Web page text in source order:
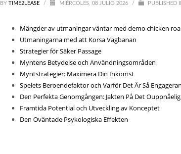
mayo 2026
septiembre 2025
agosto 2025
julio 2025
agosto 2021
Categorías
1_lapapillote08.com_10000
Entertainment
BY TIME2LEASE / MIÉRCOLES, 08 JULIO 2026 / PUBLISHED
Mängder av utmaningar väntar med demo chicken
Utmaningarna med att Korsa Vägbanan
Strategier för Säker Passage
Myntens Betydelse och Användningsområden
Myntstrategier: Maximera Din Inkomst
Spelets Beroendefaktor och Varför Det Är Så
Den Perfekta Genomgången: Jakten På Det
Framtida Potential och Utveckling av Konceptet
Den Oväntade Psykologiska Effekten